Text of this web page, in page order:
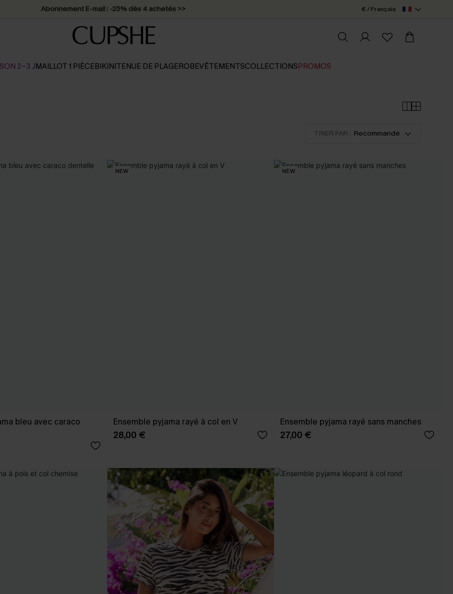
Abonnement E-mail : -25% dès 4 achetés >> € / Français
2-3 JMAILLOT 1 PIÈCEBIKINITENUE DE PLAGEROBEVÊTEMENTSCOLLECTIONSPROMOS
TRIER PAR : Recommandé
bleu avec caraco
NEW
Ensemble pyjama rayé à col en V
28,00 €
NEW
Ensemble pyjama rayé sans manches
27,00 €